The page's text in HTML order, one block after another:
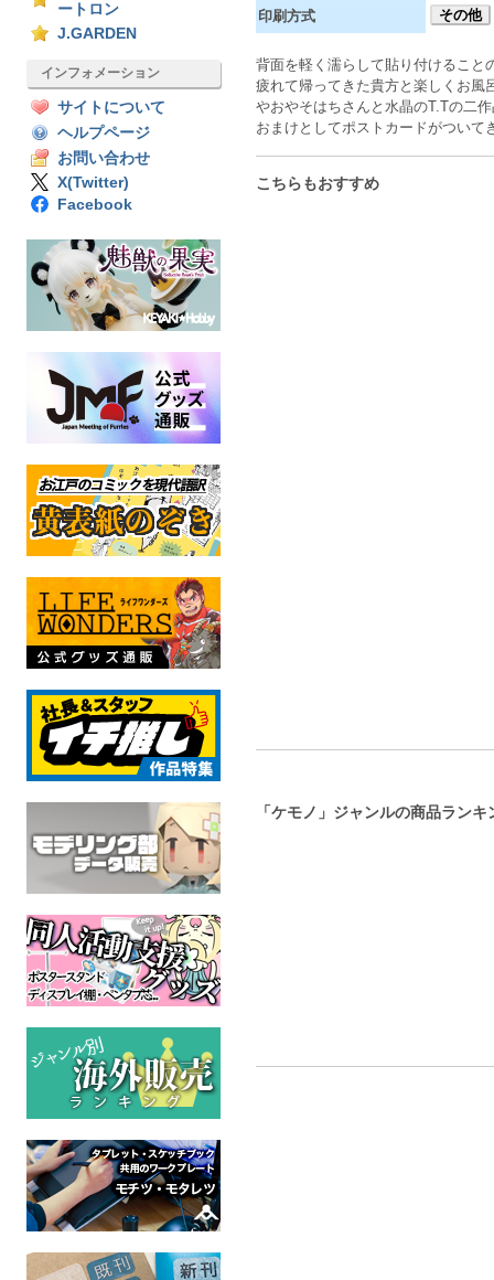
ートロン
J.GARDEN
インフォメーション
サイトについて
ヘルプページ
お問い合わせ
X(Twitter)
Facebook
印刷方式 その他
背面を軽く濡らして貼り付けること
疲れて帰ってきた貴方と楽しくお風
やおやそはちさんと水晶のT.Tの二
おまけとしてポストカードがついて
こちらもおすすめ
獣不断Ⅲ (ユウジュウフ
ン３)
三輪ビルヂング
ケモノ
成人指定
上総国の眠らせない夜
「ケモノ」ジャンルの商品ランキ